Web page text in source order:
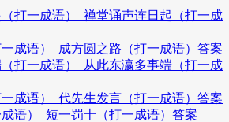
打一成语）_禅堂诵声连日起（打一成
成语）_成方圆之路（打一成语）答案
打一成语）_从此东瀛多事端（打一成
成语）_代先生发言（打一成语）答案
语）_短一罚十（打一成语）答案